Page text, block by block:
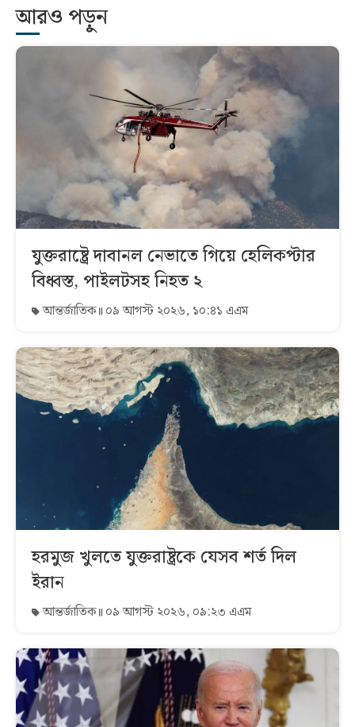
আরও পড়ুন
যুক্তরাষ্ট্রে দাবানল নেভাতে গিয়ে হেলিকপ্টার
বিধ্বস্ত, পাইলটসহ নিহত ২
আন্তর্জাতিক ০৯ আগস্ট ২০২৬, ১০:৪১ এএম
হরমুজ খুলতে যুক্তরাষ্ট্রকে যেসব শর্ত দিল
ইরান
আন্তর্জাতিক ০৯ আগস্ট ২০২৬, ০৯:২৩ এএম